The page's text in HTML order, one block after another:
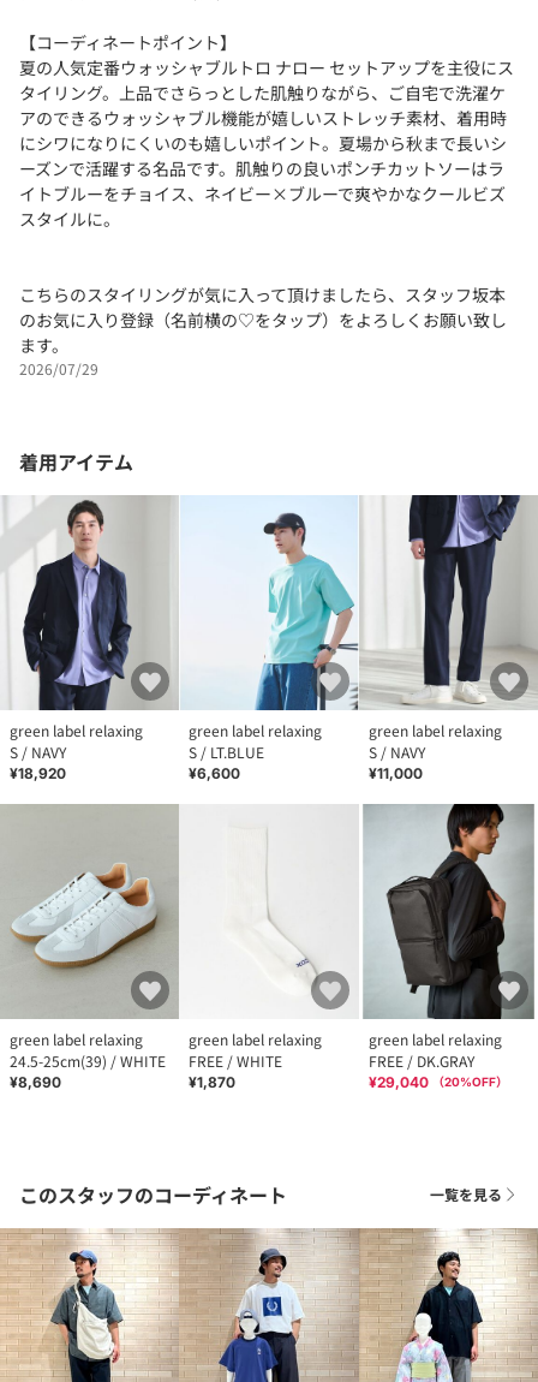
【コーディネートポイント】
夏の人気定番ウォッシャブルトロ ナロー セットアップを主役にス
タイリング。上品でさらっとした肌触りながら、ご自宅で洗濯ケ
アのできるウォッシャブル機能が嬉しいストレッチ素材、着用時
にシワになりにくいのも嬉しいポイント。夏場から秋まで長いシ
ーズンで活躍する名品です。肌触りの良いポンチカットソーはラ
イトブルーをチョイス、ネイビー×ブルーで爽やかなクールビズ
スタイルに。
こちらのスタイリングが気に入って頂けましたら、スタッフ坂本
のお気に入り登録（名前横の♡をタップ）をよろしくお願い致し
ます。
2026/07/29
着用アイテム
green label relaxing
S / NAVY
¥18,920
green label relaxing
S / LT.BLUE
¥6,600
green label relaxing
S / NAVY
¥11,000
green label relaxing
24.5-25cm(39) / WHITE
¥8,690
green label relaxing
FREE / WHITE
¥1,870
green label relaxing
FREE / DK.GRAY
¥29,040 （20%OFF）
このスタッフのコーディネート 一覧を見る